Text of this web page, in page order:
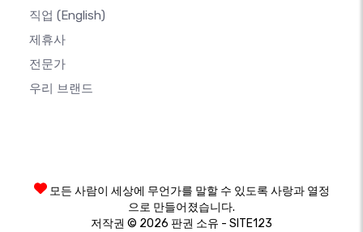
직업 (English)
제휴사
전문가
우리 브랜드
모든 사람이 세상에 무언가를 말할 수 있도록 사랑과 열정
으로 만들어졌습니다.
저작권 © 2026 판권 소유 - SITE123